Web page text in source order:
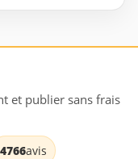
et publier sans frais
4766avis